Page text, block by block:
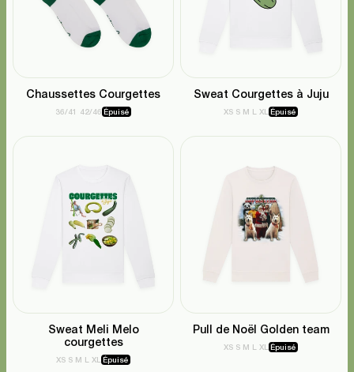
Chaussettes Courgettes
36/41 42/46 Épuisé
Sweat Courgettes à Juju
XS S M L XL Épuisé
Sweat Meli Melo
courgettes
XS S M L XL Épuisé
Pull de Noël Golden team
XS S M L XL Épuisé